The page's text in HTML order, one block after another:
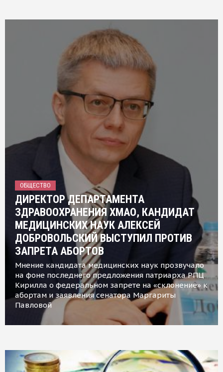
ОБЩЕСТВО
ДИРЕКТОР ДЕПАРТАМЕНТА
ЗДРАВООХРАНЕНИЯ ХМАО, КАНДИДАТ
МЕДИЦИНСКИХ НАУК АЛЕКСЕЙ
ДОБРОВОЛЬСКИЙ ВЫСТУПИЛ ПРОТИВ
ЗАПРЕТА АБОРТОВ
Мнение кандидата медицинских наук прозвучало
на фоне последнего предложения патриарха РПЦ
Кирилла о федеральном запрете на «склонение» к
абортам и заявления сенатора Маргариты
Павловой